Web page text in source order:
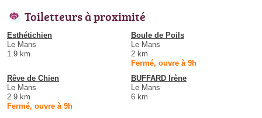
Toiletteurs à proximité
Esthétichien
Le Mans
1.9 km
Boule de Poils
Le Mans
2 km
Fermé, ouvre à 9h
Rêve de Chien
Le Mans
2.9 km
Fermé, ouvre à 9h
BUFFARD Irène
Le Mans
6 km